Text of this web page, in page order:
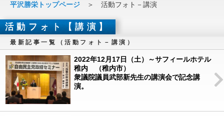
平沢勝栄トップページ ＞ 活動フォト－講演
活動フォト【講演】
最新記事一覧（活動フォト－講演）
2022年12月17日（土）～サフィールホテル
稚内 （稚内市）
衆議院議員武部新先生の講演会で記念講
演。